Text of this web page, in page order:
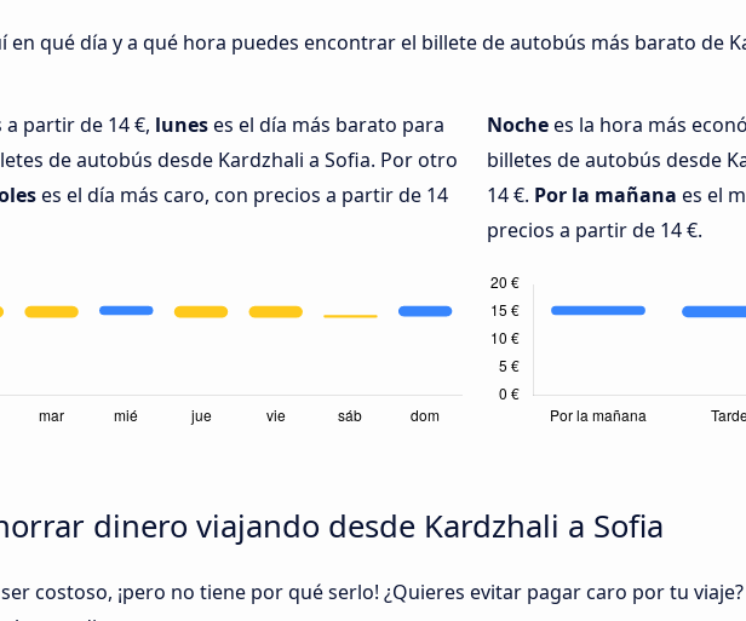
en qué día y a qué hora puedes encontrar el billete de autobús más barato de
a partir de 14 €, luneses el día más barato para
de autobús desde Kardzhali a Sofia. Por otro
es el día más caro, con precios a partir de 14
Nochees la hora más
billetes de autobús desde
14 €. Por la mañana es el
precios a partir de 14 €.
dinero viajando desde Kardzhali a Sofia
costoso, ¡pero no tiene por qué serlo! ¿Quieres evitar pagar caro por tu